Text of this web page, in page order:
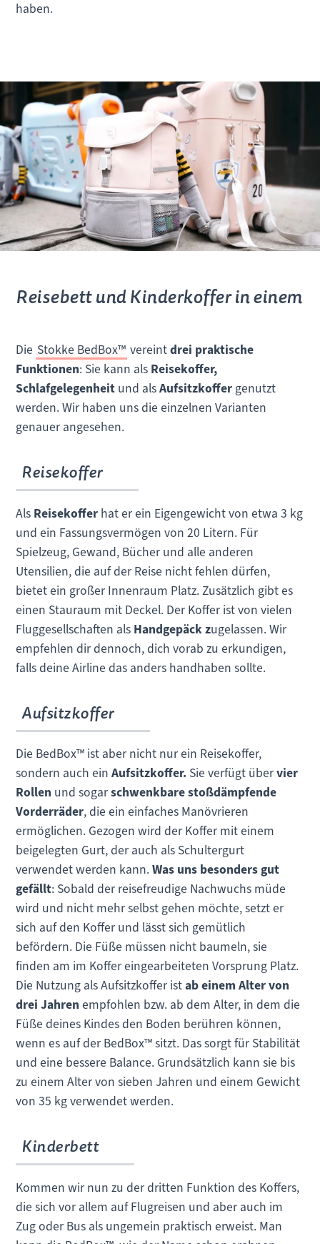
haben.
Reisebett und Kinderkoffer in einem
Die Stokke BedBox™ vereintdrei praktische
Funktionen: Sie kann als Reisekoffer,
Schlafgelegenheit und alsAufsitzkoffer genutzt
werden. Wir haben uns die einzelnen Varianten
genauer angesehen.
Reisekoffer
Als Reisekoffer hat er ein Eigengewicht von etwa 3 kg
und ein Fassungsvermögen von 20 Litern. Für
Spielzeug, Gewand, Bücher und alle anderen
Utensilien, die auf der Reise nicht fehlen dürfen,
bietet ein großer Innenraum Platz. Zusätzlich gibt es
einen Stauraum mit Deckel. Der Koffer ist von vielen
Fluggesellschaften als Handgepäck zugelassen. Wir
empfehlen dir dennoch, dich vorab zu erkundigen,
falls deine Airline das anders handhaben sollte.
Aufsitzkoffer
Die BedBox™ ist aber nicht nur ein Reisekoffer,
sondern auch einAufsitzkoffer. Sie verfügt übervier
Rollen und sogarschwenkbare stoßdämpfende
Vorderräder, die ein einfaches Manövrieren
ermöglichen. Gezogen wird der Koffer mit einem
beigelegten Gurt, der auch als Schultergurt
verwendet werden kann.Was uns besonders gut
gefällt: Sobald der reisefreudige Nachwuchs müde
wird und nicht mehr selbst gehen möchte, setzt er
sich auf den Koffer und lässt sich gemütlich
befördern. Die Füße müssen nicht baumeln, sie
finden am im Koffer eingearbeiteten Vorsprung Platz.
Die Nutzung als Aufsitzkoffer istab einem Alter von
drei Jahren empfohlen bzw. ab dem Alter, in dem die
Füße deines Kindes den Boden berühren können,
wenn es auf der BedBox™ sitzt. Das sorgt für Stabilität
und eine bessere Balance. Grundsätzlich kann sie bis
zu einem Alter von sieben Jahren und einem Gewicht
von 35 kg verwendet werden.
Kinderbett
Kommen wir nun zu der dritten Funktion des Koffers,
die sich vor allem auf Flugreisen und aber auch im
Zug oder Bus als ungemein praktisch erweist. Man